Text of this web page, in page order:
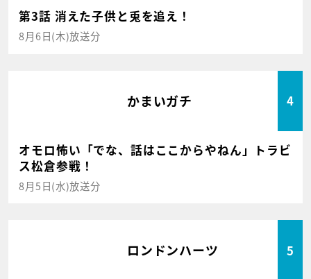
第3話 消えた子供と兎を追え！
8月6日(木)放送分
かまいガチ 4
オモロ怖い「でな、話はここからやねん」トラビ
ス松倉参戦！
8月5日(水)放送分
ロンドンハーツ 5